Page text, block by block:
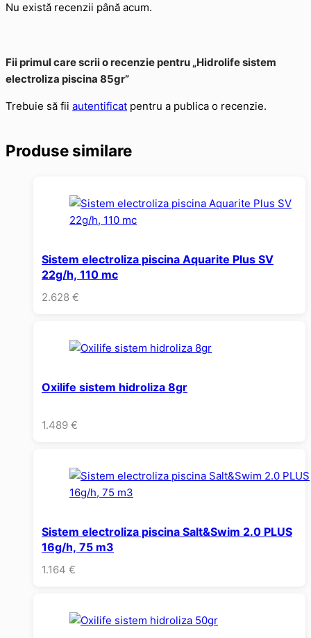
Nu există recenzii până acum.
Fii primul care scrii o recenzie pentru „Hidrolife sistem
electroliza piscina 85gr”
Trebuie să fii autentificat pentru a publica o recenzie.
Produse similare
Sistem electroliza piscina Aquarite Plus SV
22g/h, 110 mc
2.628 €
Oxilife sistem hidroliza 8gr
1.489 €
Sistem electroliza piscina Salt&Swim 2.0 PLUS
16g/h, 75 m3
1.164 €